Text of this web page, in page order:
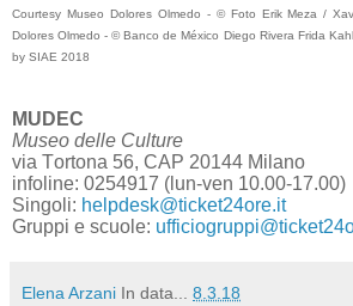
Courtesy Museo Dolores Olmedo - © Foto Erik Meza /
Dolores Olmedo -© Banco de México Diego Rivera Frida
by SIAE 2018
MUDEC
Museo delle Culture
via Tortona 56, CAP 20144 Milano
infoline: 0254917 (lun-ven 10.00-17.00)
Singoli: helpdesk@ticket24ore.it
Gruppi e scuole:
Elena Arzani In data... 8.3.18